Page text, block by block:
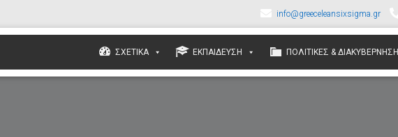
info@greeceleansixsigma.gr
ΣΧΕΤΙΚΆ ΕΚΠΑΊΔΕΥΣΗ ΠΟΛΙΤΙΚΈΣ & ΔΙΑΚΥΒΈΡΝΗΣΗ